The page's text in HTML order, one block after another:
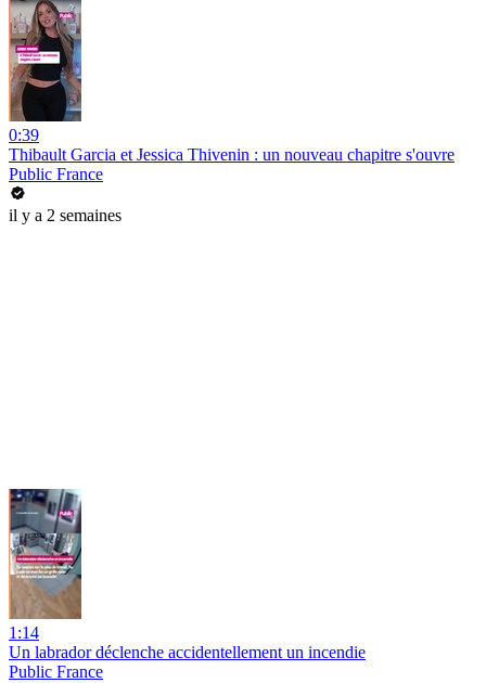
0:39
Thibault Garcia et Jessica Thivenin : un nouveau chapitre s'ouvre
Public France
il y a 2 semaines
1:14
Un labrador déclenche accidentellement un incendie
Public France